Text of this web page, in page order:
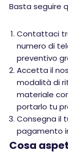
Basta seguire
Contattaci
numero di
preventivo
Accetta il
modalità di
materiale
portarlo tu
Consegna il
pagamento
Cosa